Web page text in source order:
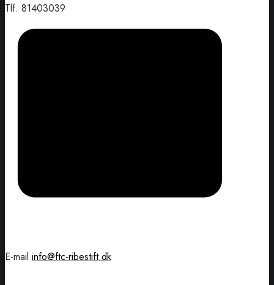
Tlf. 81403039
E-mail info@ftc-ribestift.dk